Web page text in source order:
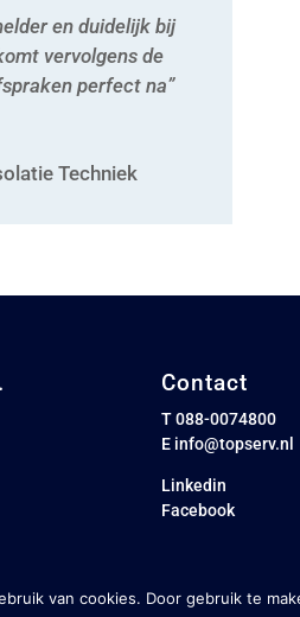
en duidelijk bij
vervolgens de
perfect na”
Techniek
Contact
T 088-0074800
E info@topserv.nl
Linkedin
Facebook
website:Vermeulen Steenbergen
van cookies. Door gebruik te